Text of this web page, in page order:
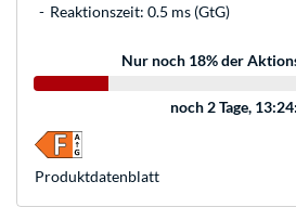
Reaktionszeit: 0.5 ms (GtG)
Nur noch 18% der
noch2 Tage,
Produkt­datenblatt